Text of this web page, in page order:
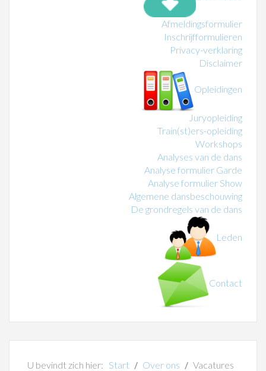
Afmeldingsformulier
Inschrijfformulieren
Privacy-verklaring
Disclaimer
Opleidingen
Juryopleiding
Train(st)ers-opleiding
Workshops
Analyses van de dans
Analyse formulier Garde
Analyse formulier Show
Algemene dansbeschouwing
De grondregels van de dans
Leden
Contact
U bevindt zich hier: Start Over ons Vacatures